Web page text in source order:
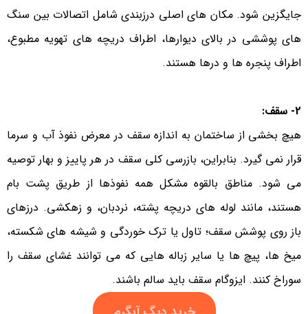
جایگزین شود. مکان های اصلی درزبندی شامل اتصالات بین سنگ
های پوششی در بالای دیوارها، اطراف دریچه های تهویه مطبوع،
اطراف پنجره ها و درها هستند.
2- سقف:
هیچ بخشی از ساختمان به اندازه سقف در معرض نفوذ آب و سرما
قرار نمی گیرد. بنابراین، بازرسی کلی سقف در هر پاییز و بهار توصیه
می شود. مناطق بالقوه مشکل همه نفوذها از طریق پشت بام
هستند، مانند لوله های دریچه پشته، نردبان، و زهکشی. درزهای
باز روی پوشش سقف؛ تاول یا ترک خوردگی و شیشه های شکسته،
میخ ها، پیچ ها یا سایر زباله هایی که می توانند غشای سقف را
سوراخ کنند. ایزوگام سقف باید سالم باشند.